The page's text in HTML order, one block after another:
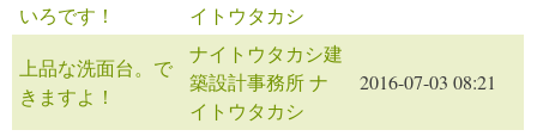
いろです！
イトウタカシ
上品な洗面台。で
きますよ！
ナイトウタカシ建
築設計事務所 ナ
イトウタカシ
2016-07-03 08:21